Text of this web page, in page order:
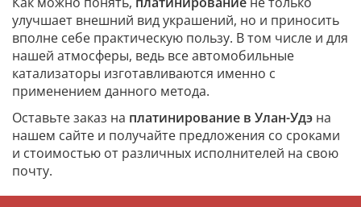
улучшает внешний вид украшений, но и приносить
вполне себе практическую пользу. В том числе и для
нашей атмосферы, ведь все автомобильные
катализаторы изготавливаются именно с
применением данного метода.
Оставьте заказ на платинирование в Улан-Удэ на
нашем сайте и получайте предложения со сроками
и стоимостью от различных исполнителей на свою
почту.